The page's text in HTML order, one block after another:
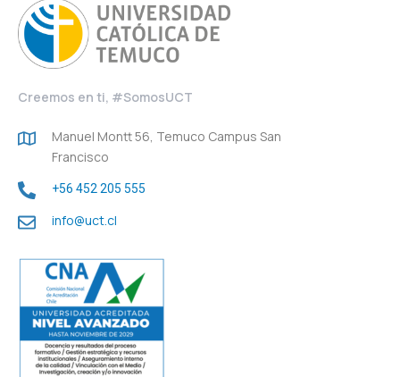
Creemos en ti, #SomosUCT
Manuel Montt 56, Temuco Campus San
Francisco
+56 452 205 555
info@uct.cl